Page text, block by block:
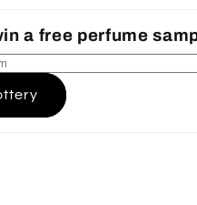
a free perfume